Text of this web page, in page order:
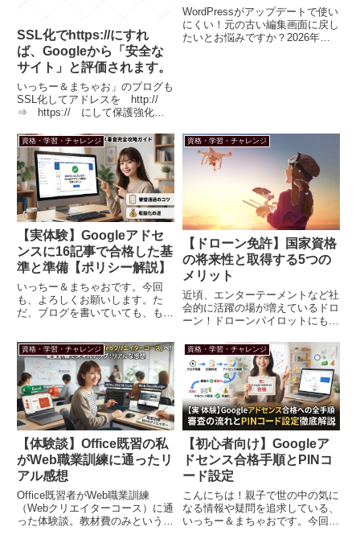
SSL化でhttps://にすれ
ば、Googleから「安全な
サイト」と評価されます。
いっちー＆まちゃお」のブログも
SSL化してアドレスを http://
⇒ https:// にして保護強化！
トだ」言われる前に健全なサイト
をアピールしてみました。
1.Google「安全では、ない」と警
告！グ...
WordPressがアップデートで使い
にくい！元の古い編集画面に戻し
たいとお悩みですか？2026年最
資格・学習・チャレンジ
【実体験】Googleアドセ
ンスに16記事で合格した基
準と準備【ポリシー解説】
いっちー＆まちゃおです。今回
も、よろしくお願いします。た
だ、ブログを書いていても、もっ
すよね！アフェリエイトで一番簡
単な収益化は、「Google
AdSense」です。取得してしま...
資格・学習・チャレンジ
【ドローン免許】国家資格
の将来性と取得する5つの
メリット
近頃、エンターテーメントなど社
会的に活躍の場が増えているドロ
ーン！ドローンパイロットにも国
ロットとしてのキャリアは、どん
なメリットがあるのか？いっちー
＆まちゃおです。今回も、よろし
くお願いします。今回は、ドロ
ー...
資格・学習・チャレンジ
【体験談】Office既習の私
がWeb職業訓練に通ったリ
アル感想
Office既習者がWeb職業訓練
（Webクリエイターコース）に通
った体験談。教材費のみという高
資格・学習・チャレンジ
【初心者向け】Googleア
ドセンス合格手順とPINコ
ード設定
こんにちは！親子で世の中の気に
なる情報や疑問を追求している、
いっちー＆まちゃおです。今回も